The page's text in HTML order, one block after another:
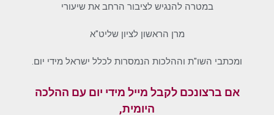
במטרה להנגיש לציבור הרחב את שיעורי
מרן הראשון לציון שליט"א
ומכתבי השו"ת וההלכות הנמסרות לכלל ישראל מידי יום.
אם ברצונכם לקבל מייל מידי יום עם ההלכה
היומית,